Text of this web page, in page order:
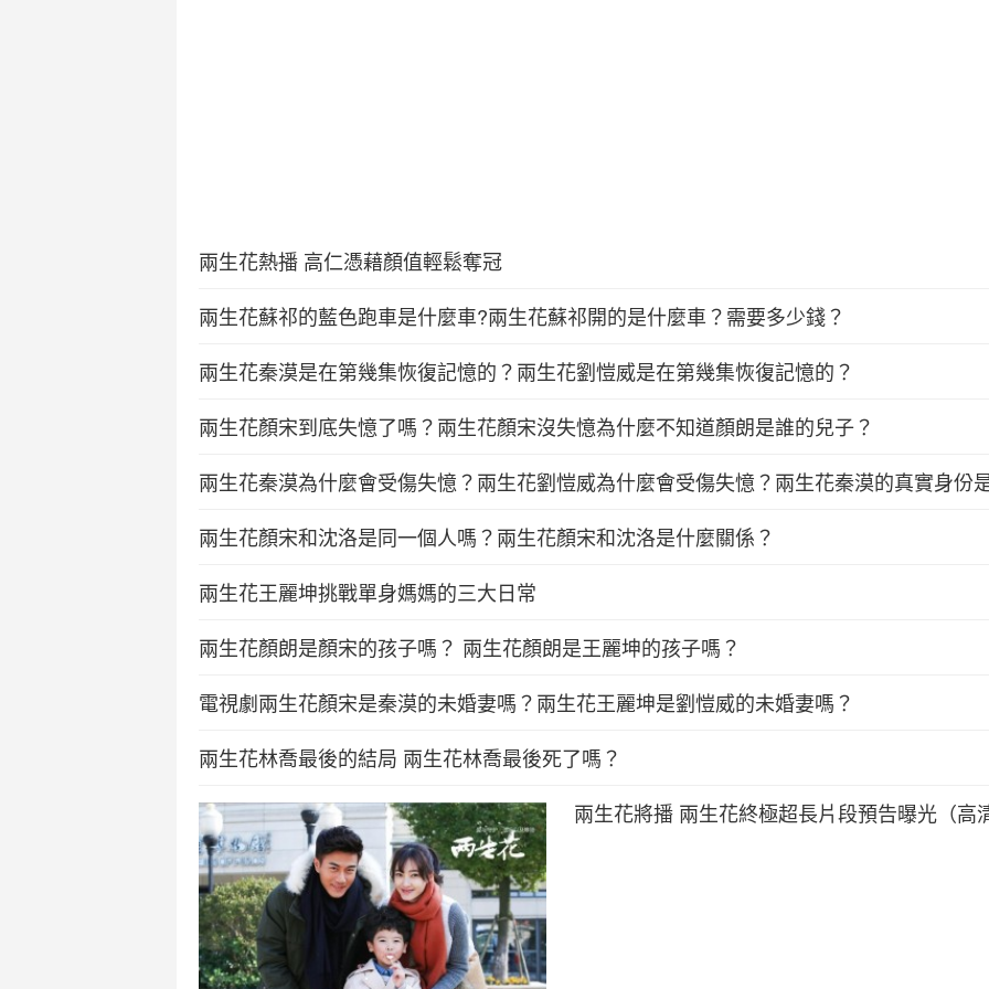
兩生花熱播 高仁憑藉顏值輕鬆奪冠
兩生花蘇祁的藍色跑車是什麼車?兩生花蘇祁開的是什麼車？需要多少錢？
兩生花秦漠是在第幾集恢復記憶的？兩生花劉愷威是在第幾集恢復記憶的？
兩生花顏宋到底失憶了嗎？兩生花顏宋沒失憶為什麼不知道顏朗是誰的兒子？
兩生花秦漠為什麼會受傷失憶？兩生花劉愷威為什麼會受傷失憶？兩生花秦漠的真實身份
兩生花顏宋和沈洛是同一個人嗎？兩生花顏宋和沈洛是什麼關係？
兩生花王麗坤挑戰單身媽媽的三大日常
兩生花顏朗是顏宋的孩子嗎？ 兩生花顏朗是王麗坤的孩子嗎？
電視劇兩生花顏宋是秦漠的未婚妻嗎？兩生花王麗坤是劉愷威的未婚妻嗎？
兩生花林喬最後的結局 兩生花林喬最後死了嗎？
兩生花將播 兩生花終極超長片段預告曝光（高